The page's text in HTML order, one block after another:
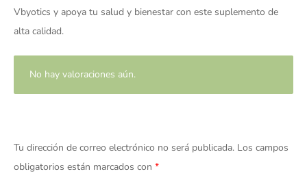
Vbyotics y apoya tu salud y bienestar con este suplemento de
alta calidad.
No hay valoraciones aún.
Tu dirección de correo electrónico no será publicada. Los campos
obligatorios están marcados con *